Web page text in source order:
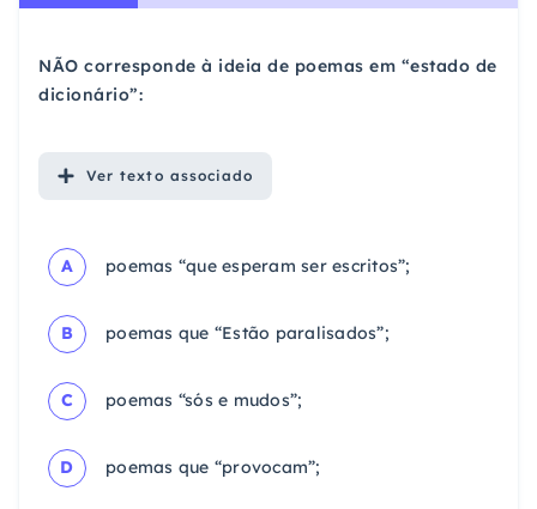
NÃO corresponde à ideia de poemas em “estado de
dicionário”:
Ver texto associado
A poemas “que esperam ser escritos”;
B poemas que “Estão paralisados”;
C poemas “sós e mudos”;
D poemas que “provocam”;